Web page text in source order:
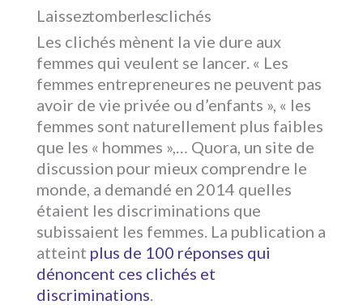
Laissez tomber les clichés
Les clichés mènent la vie dure aux
femmes qui veulent se lancer. « Les
femmes entrepreneures ne peuvent pas
avoir de vie privée ou d’enfants », « les
femmes sont naturellement plus faibles
que les « hommes »,… Quora, un site de
discussion pour mieux comprendre le
monde, a demandé en 2014 quelles
étaient les discriminations que
subissaient les femmes. La publication a
atteint plus de 100 réponses qui
dénoncent ces clichés et
discriminations